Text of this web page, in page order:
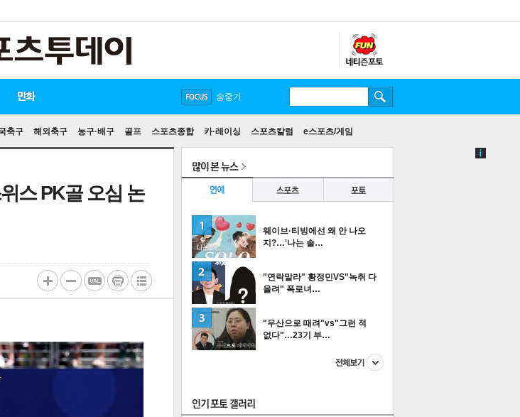
축구 해외축구 농구·배구 골프 스포츠종합 카·레이싱 스포츠칼럼 e스포츠/게임
방탄소년단
손흥민
유아인
송중기
스 PK골 오심 논
웨이브·티빙에선 왜 안 나오
지?…'나는 솔…
"연락말라" 황정민VS"녹취 다
올려" 폭로녀…
"우산으로 때려"vs"그런 적
없다"…23기 부…